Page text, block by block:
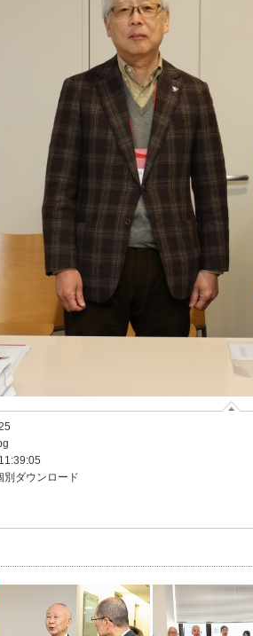
別ダウンロード